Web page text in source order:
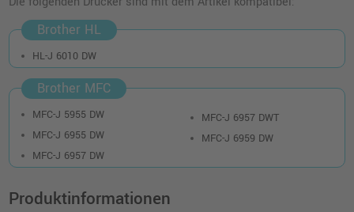
o. MwSt.57,13 €
67,98 €
67,98 €
inkl. MwSt.
Brother LC-427C Druckerpatrone · Cyan
Brother HL
HL-J 6010 DW
Brother MFC
MFC-J 5955 DW
MFC-J 6955 DW
MFC-J 6957 DW
MFC-J 6957 DWT
MFC-J 6959 DW
Produktinformationen